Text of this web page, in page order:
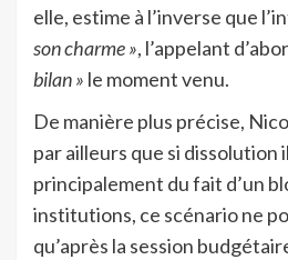
elle, estime à l’inverse que
son charme », l’appelant
bilan » le moment venu.
De manière plus précise,
par ailleurs que si dissolution
principalement du fait d’un
institutions, ce scénario ne
qu’après la session